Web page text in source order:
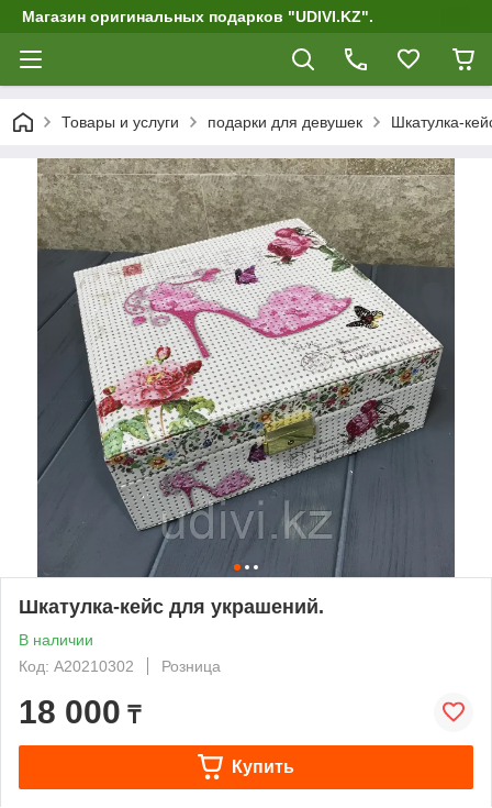
Магазин оригинальных подарков "UDIVI.KZ".
Товары и услуги подарки для девушек Шкатулка-
Шкатулка-кейс для украшений.
В наличии
Код: А20210302
Розница
18 000 ₸
Купить